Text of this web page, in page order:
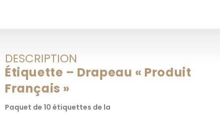
DESCRIPTION
Étiquette – Drapeau « Produit
Français »
Paquet de 10 étiquettes de la